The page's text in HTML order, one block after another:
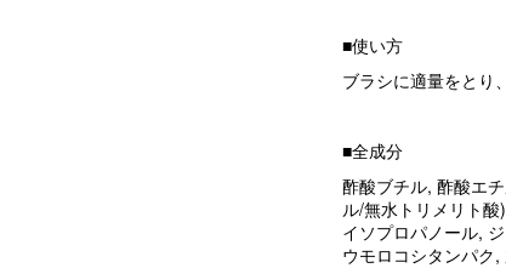
■使い方
ブラシに適量をとり
■全成分
酢酸ブチル, 酢酸エ
ル/無水トリメリト
イソプロパノール,
ウモロコシタンパク